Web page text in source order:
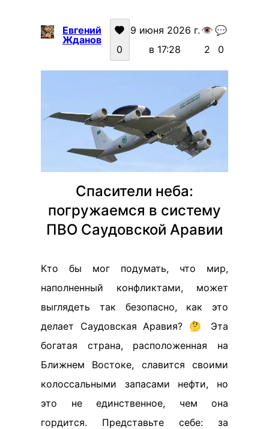
Евгений
Жданов
0
9 июня 2026 г.
в 17:28
👁️
2
💬
0
Спасители неба:
погружаемся в систему
ПВО Саудовской Аравии
Кто бы мог подумать, что мир,
наполненный конфликтами, может
выглядеть так безопасно, как это
делает Саудовская Аравия? 🤔 Эта
богатая страна, расположенная на
Ближнем Востоке, славится своими
колоссальными запасами нефти, но
это не единственное, чем она
гордится. Представьте себе: за